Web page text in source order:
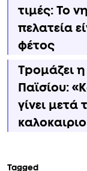
τιμές: Το
πελατεία
φέτος
Τpομάζει
Παϊσίου:
γίνει
Tagged